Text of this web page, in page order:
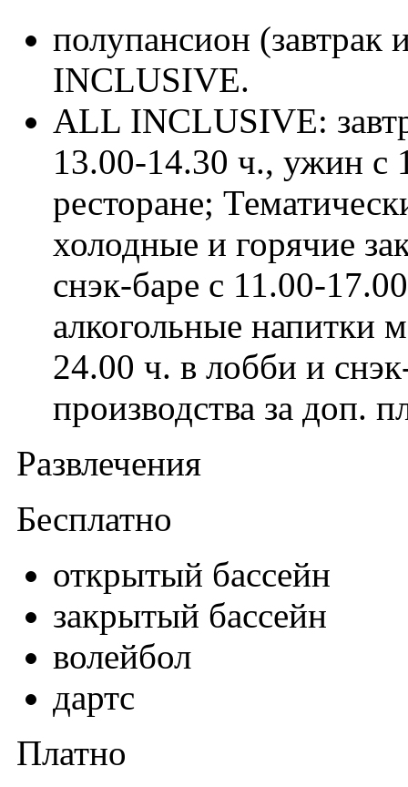
полупансион
INCLUSIVE.
ALL INCLUSIVE:
13.00-14.30 ч., ужин с
ресторане;
холодные и горячие
снэк-баре с 11.00-
алкогольные напитки
24.00 ч. в лобби и
производства за доп.
Развлечения
Бесплатно
открытый бассейн
закрытый бассейн
волейбол
дартс
Платно